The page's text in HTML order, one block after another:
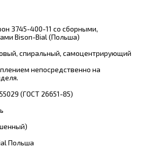
3745-400-11 со сборными,
Bison-Bial (Польша)
спиральный, самоцентрирующий
непосредственно на
(ГОСТ 26651-85)
Польша